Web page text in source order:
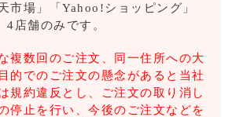
市場」「Yahoo!ショッピング」
4店舗のみです。
複数回のご注文、同一住所への大
的でのご注文の懸念があると当社
規約違反とし、ご注文の取り消し
停止を行い、今後のご注文などを